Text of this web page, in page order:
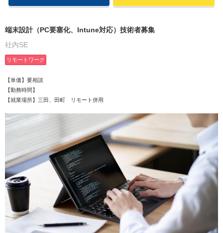
端末設計（PC要塞化、Intune対応）技術者募集
社内SE
リモートワーク
【単価】要相談
【勤務時間】
【就業場所】三田、田町 リモート併用